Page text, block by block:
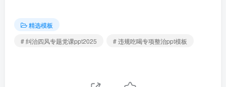
精选模板
# 纠治四风专题党课ppt2025
# 违规吃喝专项整治ppt模板